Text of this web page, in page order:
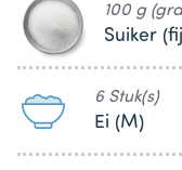
100 g
Suiker
6 Stuk(s)
Ei (M)